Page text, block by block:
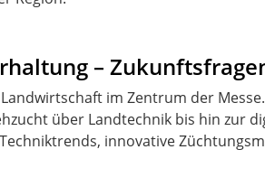
–
im Zentrum der
über Landtechnik bis hin zur
innovative